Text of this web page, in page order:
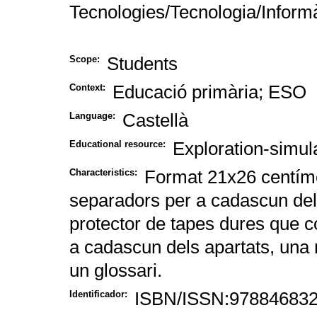
Tecnologies/Tecnologia/
Scope: Students
Context: Educació primària; ESO
Language: Castellà
Educational resource: Exploration-
Characteristics:
Format 21x26
separadors per a cadascun
protector de tapes dures que
a cadascun dels apartats,
un glossari.
Identificador: ISBN/